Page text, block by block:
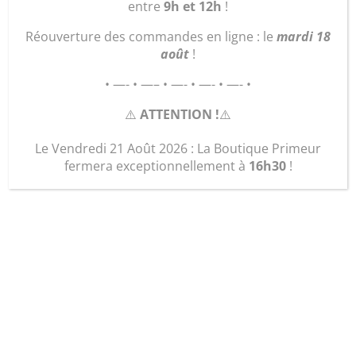
nouveau
programme !
Nov 13, 2025|Actualités
entre 9h et 12h !
Réouverture des commandes en ligne : le mardi 18
août !
• —- • —– • —- • —- • —- •
⚠️ ATTENTION !⚠️
Le Vendredi 21 Août 2026 : La Boutique Primeur
fermera exceptionnellement à 16h30!